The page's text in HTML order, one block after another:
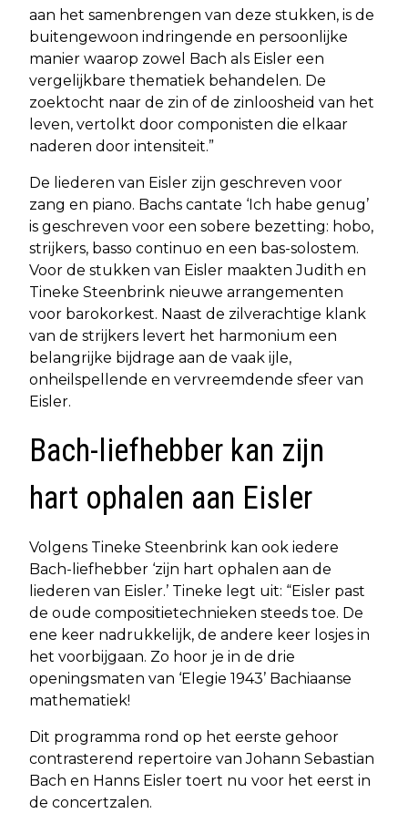
aan het samenbrengen van deze stukken, is de
buitengewoon indringende en persoonlijke
manier waarop zowel Bach als Eisler een
vergelijkbare thematiek behandelen. De
zoektocht naar de zin of de zinloosheid van het
leven, vertolkt door componisten die elkaar
naderen door intensiteit.”
De liederen van Eisler zijn geschreven voor
zang en piano. Bachs cantate ‘Ich habe genug’
is geschreven voor een sobere bezetting: hobo,
strijkers, basso continuo en een bas-solostem.
Voor de stukken van Eisler maakten Judith en
Tineke Steenbrink nieuwe arrangementen
voor barokorkest. Naast de zilverachtige klank
van de strijkers levert het harmonium een
belangrijke bijdrage aan de vaak ijle,
onheilspellende en vervreemdende sfeer van
Eisler.
Bach-liefhebber kan zijn
hart ophalen aan Eisler
Volgens Tineke Steenbrink kan ook iedere
Bach-liefhebber ‘zijn hart ophalen aan de
liederen van Eisler.’ Tineke legt uit: “Eisler past
de oude compositietechnieken steeds toe. De
ene keer nadrukkelijk, de andere keer losjes in
het voorbijgaan. Zo hoor je in de drie
openingsmaten van ‘Elegie 1943’ Bachiaanse
mathematiek!
Dit programma rond op het eerste gehoor
contrasterend repertoire van Johann Sebastian
Bach en Hanns Eisler toert nu voor het eerst in
de concertzalen.